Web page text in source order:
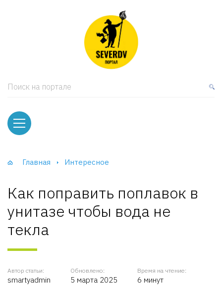
Поиск на портале
Главная Интересное
Как поправить поплавок в
унитазе чтобы вода не
текла
Автор статьи:
smartyadmin
Обновлено:
5 марта 2025
Время на чтение:
6 минут
и тумбы